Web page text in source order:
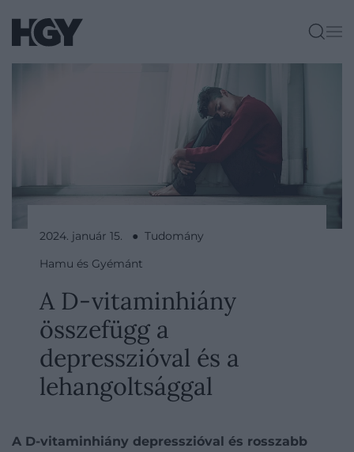
2024. január 15. ● Tudomány
Hamu és Gyémánt
A D-vitaminhiány
összefügg a
depresszióval és a
lehangoltsággal
A D-vitaminhiány depresszióval és rosszabb